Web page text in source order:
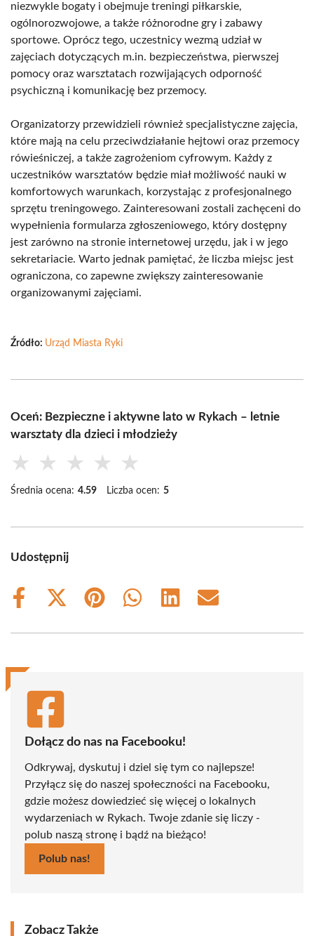
niezwykle bogaty i obejmuje treningi piłkarskie,
ogólnorozwojowe, a także różnorodne gry i zabawy
sportowe. Oprócz tego, uczestnicy wezmą udział w
zajęciach dotyczących m.in. bezpieczeństwa, pierwszej
pomocy oraz warsztatach rozwijających odporność
psychiczną i komunikację bez przemocy.
Organizatorzy przewidzieli również specjalistyczne zajęcia,
które mają na celu przeciwdziałanie hejtowi oraz przemocy
rówieśniczej, a także zagrożeniom cyfrowym. Każdy z
uczestników warsztatów będzie miał możliwość nauki w
komfortowych warunkach, korzystając z profesjonalnego
sprzętu treningowego. Zainteresowani zostali zachęceni do
wypełnienia formularza zgłoszeniowego, który dostępny
jest zarówno na stronie internetowej urzędu, jak i w jego
sekretariacie. Warto jednak pamiętać, że liczba miejsc jest
ograniczona, co zapewne zwiększy zainteresowanie
organizowanymi zajęciami.
Źródło: Urząd Miasta Ryki
Oceń: Bezpieczne i aktywne lato w Rykach – letnie
warsztaty dla dzieci i młodzieży
★ ★ ★ ★ ★
Średnia ocena: 4.59 Liczba ocen: 5
Udostępnij
Share
Share
(Twitter)
Share
Share
Share
Share
Dołącz do nas na Facebooku!
Odkrywaj, dyskutuj i dziel się tym co najlepsze!
Przyłącz się do naszej społeczności na Facebooku,
gdzie możesz dowiedzieć się więcej o lokalnych
wydarzeniach w Rykach. Twoje zdanie się liczy -
polub naszą stronę i bądź na bieżąco!
Polub nas!
Zobacz Także